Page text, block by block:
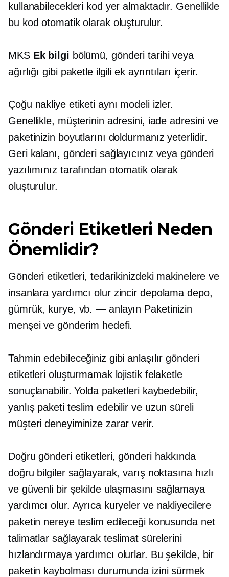
kullanabilecekleri kod yer almaktadır. Genellikle
bu kod otomatik olarak oluşturulur.
MKS Ek bilgi bölümü, gönderi tarihi veya
ağırlığı gibi paketle ilgili ek ayrıntıları içerir.
Çoğu nakliye etiketi aynı modeli izler.
Genellikle, müşterinin adresini, iade adresini ve
paketinizin boyutlarını doldurmanız yeterlidir.
Geri kalanı, gönderi sağlayıcınız veya gönderi
yazılımınız tarafından otomatik olarak
oluşturulur.
Gönderi Etiketleri Neden
Önemlidir?
Gönderi etiketleri, tedarikinizdeki makinelere ve
insanlara yardımcı olur zincir depolama depo,
gümrük, kurye, vb. — anlayın Paketinizin
menşei ve gönderim hedefi.
Tahmin edebileceğiniz gibi anlaşılır gönderi
etiketleri oluşturmamak lojistik felaketle
sonuçlanabilir. Yolda paketleri kaybedebilir,
yanlış paketi teslim edebilir ve uzun süreli
müşteri deneyiminize zarar verir.
Doğru gönderi etiketleri, gönderi hakkında
doğru bilgiler sağlayarak, varış noktasına hızlı
ve güvenli bir şekilde ulaşmasını sağlamaya
yardımcı olur. Ayrıca kuryeler ve nakliyecilere
paketin nereye teslim edileceği konusunda net
talimatlar sağlayarak teslimat sürelerini
hızlandırmaya yardımcı olurlar. Bu şekilde, bir
paketin kaybolması durumunda izini sürmek